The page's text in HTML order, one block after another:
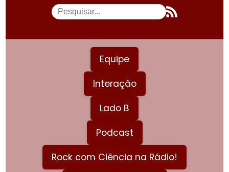
Equipe
Interação
Lado B
Podcast
Rock com Ciência na Rádio!